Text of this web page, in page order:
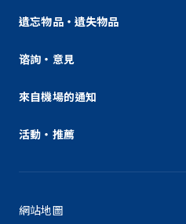
遺忘物品・遺失物品
谘詢・意見
來自機場的通知
活動・推薦
網站地圖